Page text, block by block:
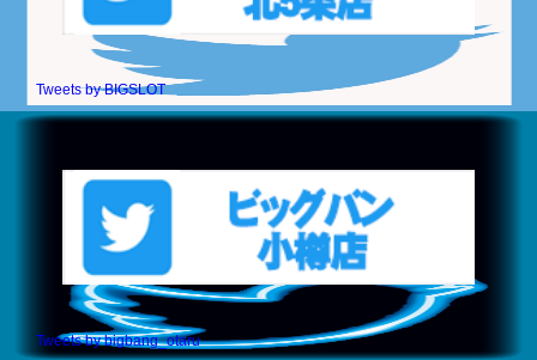
Tweets by BIGSLOT
Tweets by bigbang_otaru